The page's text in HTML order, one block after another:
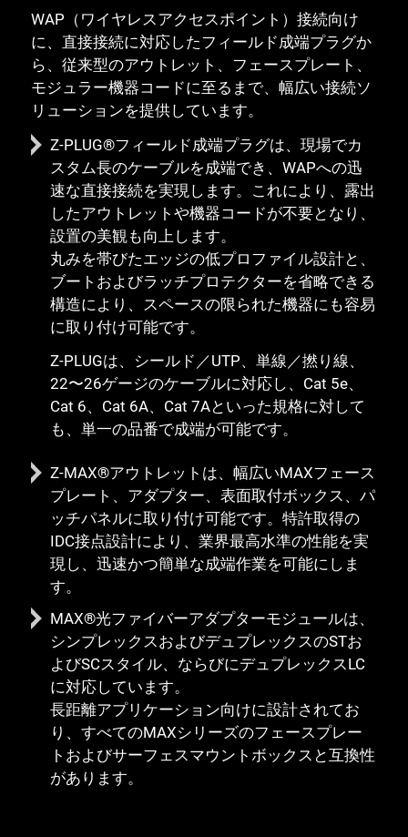
WAP（ワイヤレスアクセスポイント）接続向け
に、直接接続に対応したフィールド成端プラグか
ら、従来型のアウトレット、フェースプレート、
モジュラー機器コードに至るまで、幅広い接続ソ
リューションを提供しています。
Z-PLUG®フィールド成端プラグは、現場でカ
スタム長のケーブルを成端でき、WAPへの迅
速な直接接続を実現します。これにより、露出
したアウトレットや機器コードが不要となり、
設置の美観も向上します。
丸みを帯びたエッジの低プロファイル設計と、
ブートおよびラッチプロテクターを省略できる
構造により、スペースの限られた機器にも容易
に取り付け可能です。
Z-PLUGは、シールド／UTP、単線／撚り線、
22〜26ゲージのケーブルに対応し、Cat 5e、
Cat 6、Cat 6A、Cat 7Aといった規格に対して
も、単一の品番で成端が可能です。
Z-MAX®アウトレットは、幅広いMAXフェース
プレート、アダプター、表面取付ボックス、パ
ッチパネルに取り付け可能です。特許取得の
IDC接点設計により、業界最高水準の性能を実
現し、迅速かつ簡単な成端作業を可能にしま
す。
MAX®光ファイバーアダプターモジュールは、
シンプレックスおよびデュプレックスのSTお
よびSCスタイル、ならびにデュプレックスLC
に対応しています。
長距離アプリケーション向けに設計されてお
り、すべてのMAXシリーズのフェースプレー
トおよびサーフェスマウントボックスと互換性
があります。
閉じる